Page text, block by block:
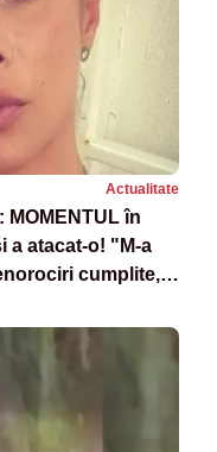
Actualitate
în
a atacat-o! "M-a
cumplite,